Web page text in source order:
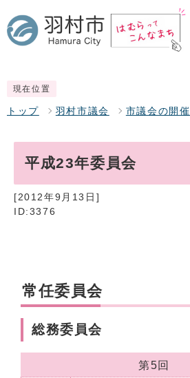
現在位置
トップ 羽村市議会 市議会の開催
平成23年委員会
[2012年9月13日]
ID:3376
常任委員会
総務委員会
第5回